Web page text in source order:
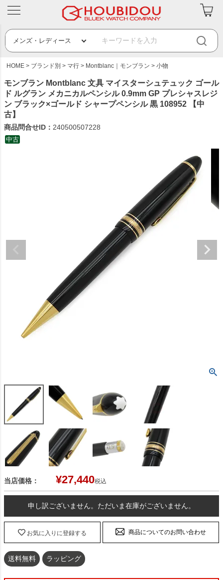
HOME ブランド別 マ行 Montblanc｜モンブラン 小物
モンブラン Montblanc 文具 マイスターシュテュック ゴール
ド ルグラン メカニカルペンシル 0.9mm GP プレシャスレジ
ン ブラック×ゴールド シャープペンシル 黒 108952 【中
古】
商品問合せID： 240500507228
中古
当店価格： ¥27,440税込
申し訳ございません。ただいま在庫がございません。
お気に入りに登録する 商品についてのお問い合わせ
送料無料 ラッピング